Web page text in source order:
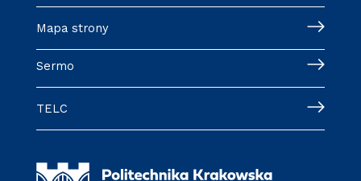
Mapa strony
Sermo
TELC